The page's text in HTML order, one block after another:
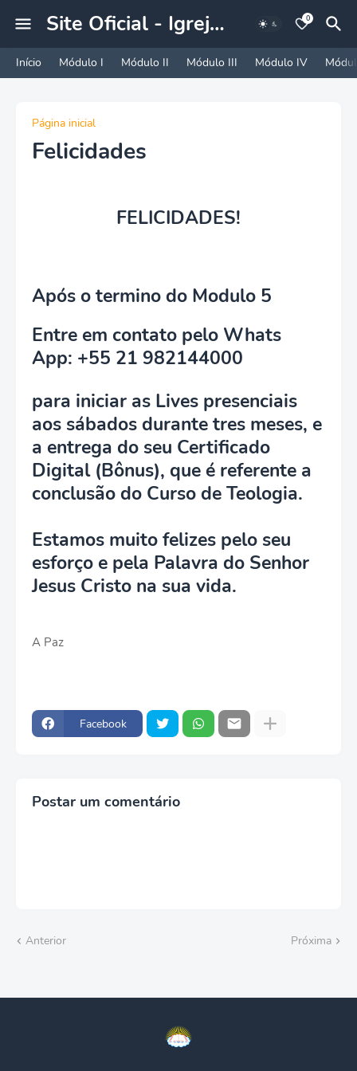
Site Oficial - Igreja A Nova Jerusalem 0
Início Módulo I Módulo II Módulo III Módulo IV
Página inicial
Felicidades
FELICIDADES!
Após o termino do Modulo 5
Entre em contato pelo Whats
App: +55 21 982144000
para iniciar as Lives presenciais
aos sábados durante tres meses, e
a entrega do seu Certificado
Digital (Bônus), que é referente a
conclusão do Curso de Teologia.
Estamos muito felizes pelo seu
esforço e pela Palavra do Senhor
Jesus Cristo na sua vida.
A Paz
Facebook
Postar um comentário
Anterior Próxima